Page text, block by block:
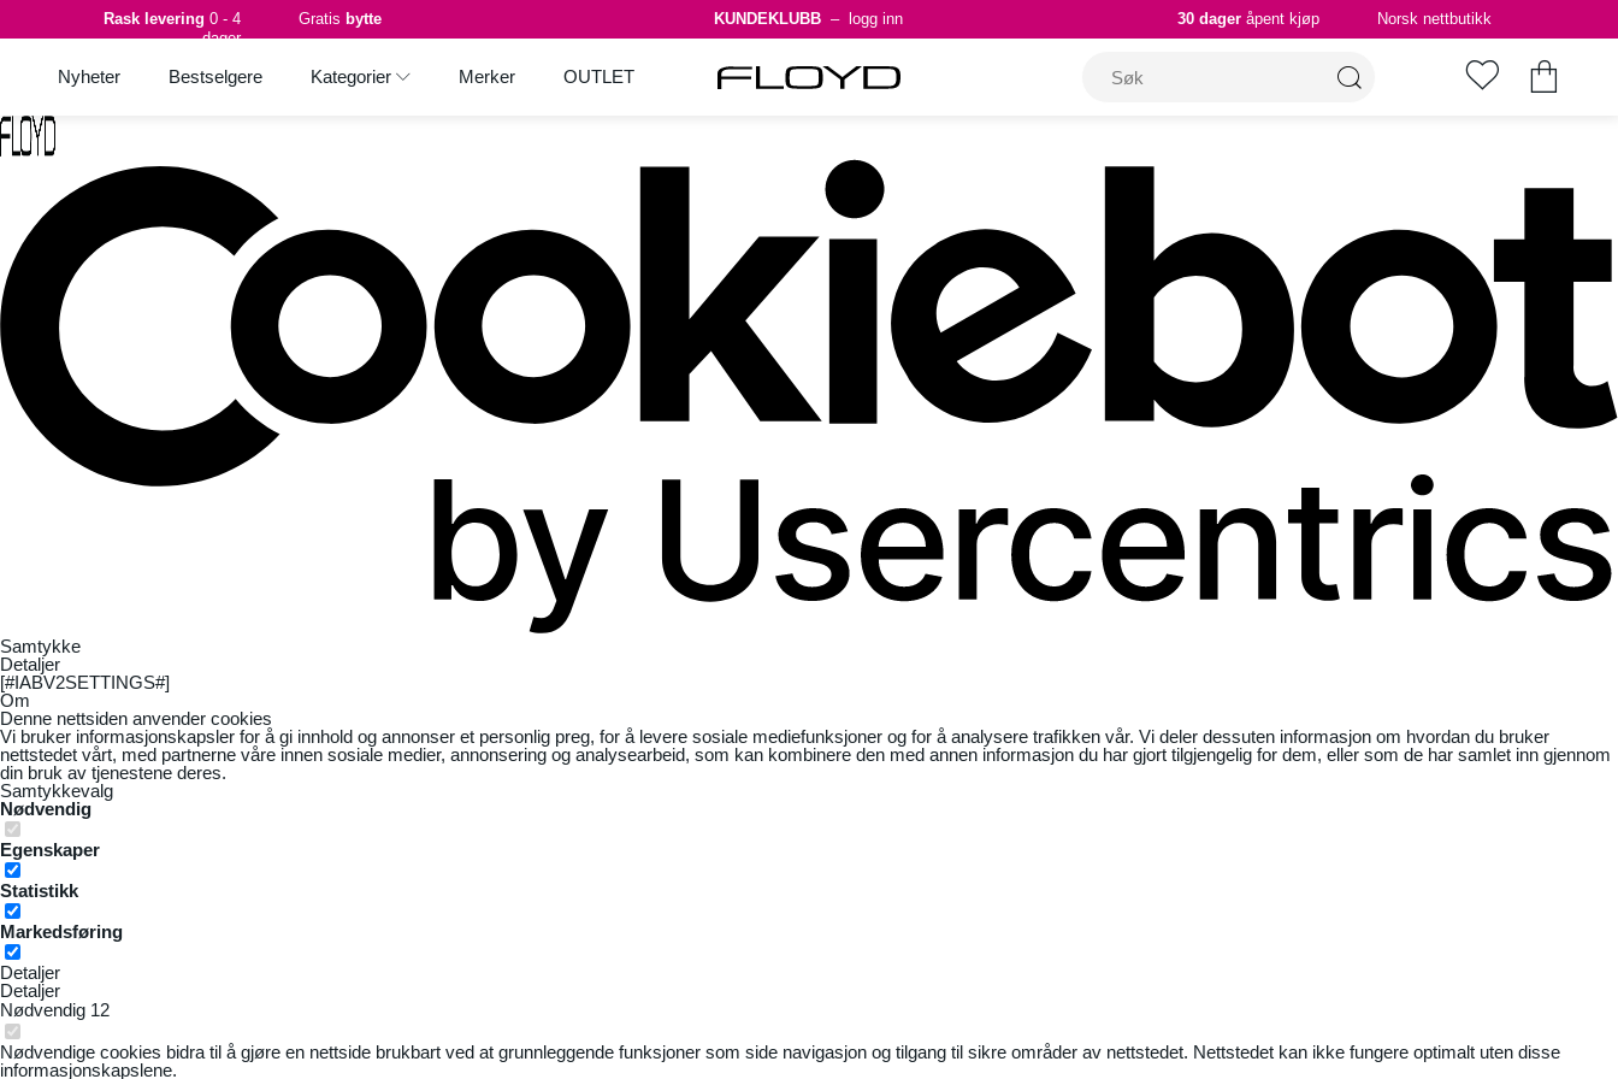
Samtykke
Detaljer
[#IABV2SETTINGS#]
Om
Denne nettsiden anvender cookies
Vi bruker informasjonskapsler for å gi innhold og annonser et personlig preg, for å levere sosiale mediefunksjoner og for å analysere trafikken vår. Vi deler dessuten informasjon om hvordan du bruker
nettstedet vårt, med partnerne våre innen sosiale medier, annonsering og analysearbeid, som kan kombinere den med annen informasjon du har gjort tilgjengelig for dem, eller som de har samlet inn gjennom
din bruk av tjenestene deres.
Samtykkevalg
Nødvendig
Egenskaper
Statistikk
Markedsføring
Detaljer
Detaljer
Nødvendig 12
Nødvendige cookies bidra til å gjøre en nettside brukbart ved at grunnleggende funksjoner som side navigasjon og tilgang til sikre områder av nettstedet. Nettstedet kan ikke fungere optimalt uten disse
informasjonskapslene.
Rask levering 0 - 4
dager
Gratis bytte KUNDEKLUBB – logg inn 30 dager åpent kjøp Norsk nettbutikk
Nyheter Bestselgere Kategorier Merker OUTLET